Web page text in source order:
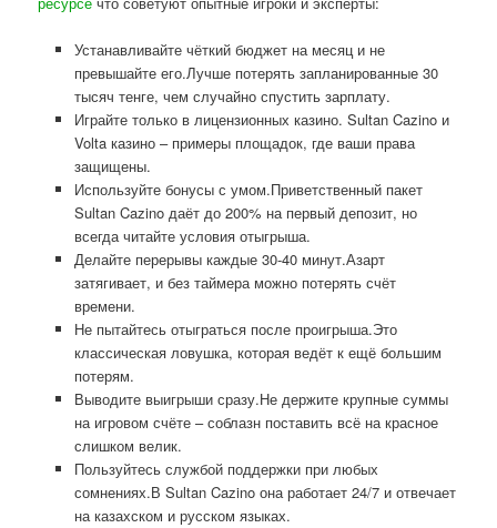
Устанавливайте чёткий бюджет на месяц и не
превышайте его.Лучше потерять запланированные 30
тысяч тенге, чем случайно спустить зарплату.
Играйте только в лицензионных казино. Sultan Cazino и
Volta казино – примеры площадок, где ваши права
защищены.
Используйте бонусы с умом.Приветственный пакет
Sultan Cazino даёт до 200% на первый депозит, но
всегда читайте условия отыгрыша.
Делайте перерывы каждые 30-40 минут.Азарт
затягивает, и без таймера можно потерять счёт
времени.
Не пытайтесь отыграться после проигрыша.Это
классическая ловушка, которая ведёт к ещё большим
потерям.
Выводите выигрыши сразу.Не держите крупные суммы
на игровом счёте – соблазн поставить всё на красное
слишком велик.
Пользуйтесь службой поддержки при любых
сомнениях.В Sultan Cazino она работает 24/7 и отвечает
на казахском и русском языках.